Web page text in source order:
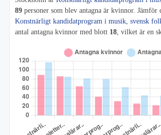
89 personer som blev antagna är kvinnor. Jämför
Konstnärligt kandidatprogram i musik, svensk
antal antagna kvinnor med blott 18 , vilket är en